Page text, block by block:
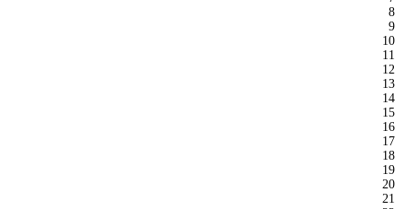
8
9
10
11
12
13
14
15
16
17
18
19
20
21